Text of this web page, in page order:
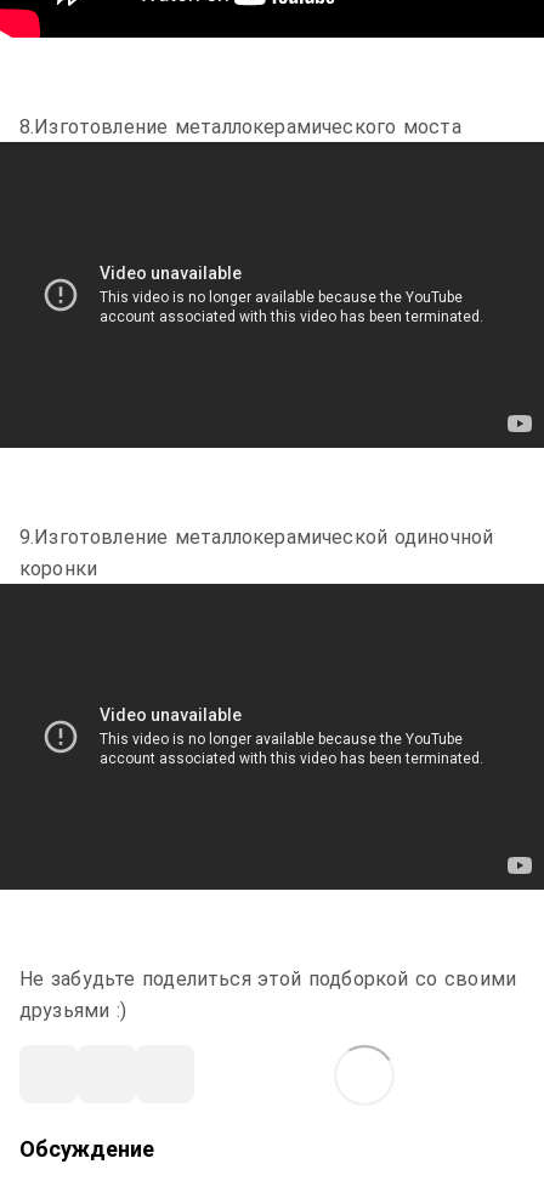
8.Изготовление металлокерамического моста
9.Изготовление металлокерамической одиночной
коронки
Не забудьте поделиться этой подборкой со своими
друзьями :)
Обсуждение